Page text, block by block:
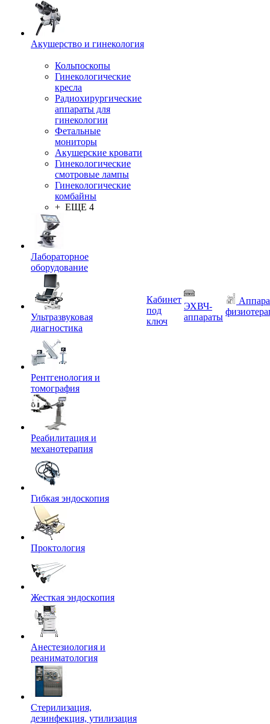
Акушерство и гинекология
Кольпоскопы
Гинекологические
кресла
Радиохирургические
аппараты для
гинекологии
Фетальные
мониторы
Акушерские кровати
Гинекологические
смотровые лампы
Гинекологические
комбайны
+ ЕЩЕ 4
Лабораторное
оборудование
Ультразвуковая
диагностика
Рентгенология и
томография
Реабилитация и
механотерапия
Гибкая эндоскопия
Проктология
Жесткая эндоскопия
Анестезиология и
реаниматология
Стерилизация,
дезинфекция, утилизация
Кабинет
под
ключ
ЭХВЧ-
аппараты